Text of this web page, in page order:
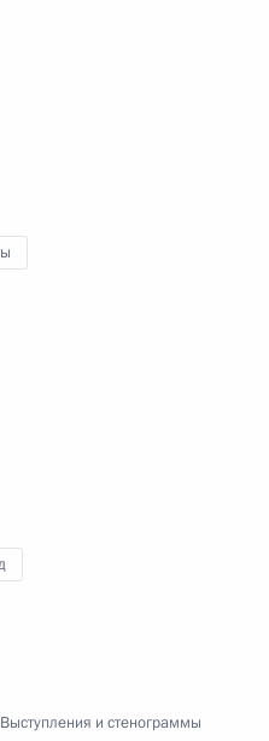
Выступления и стенограммы